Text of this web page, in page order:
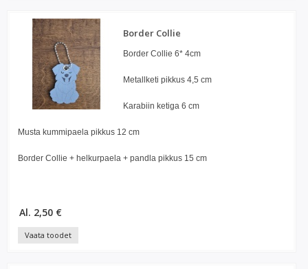
Border Collie
Border Collie 6* 4cm
Metallketi pikkus 4,5 cm
Karabiin ketiga 6 cm
Musta kummipaela pikkus 12 cm
Border Collie + helkurpaela + pandla pikkus 15 cm
Al. 2,50 €
Vaata toodet